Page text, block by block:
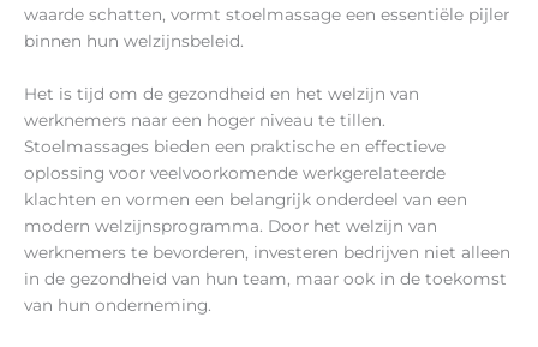
waarde schatten, vormt stoelmassage een essentiële pijler
binnen hun welzijnsbeleid.
Het is tijd om de gezondheid en het welzijn van
werknemers naar een hoger niveau te tillen.
Stoelmassages bieden een praktische en effectieve
oplossing voor veelvoorkomende werkgerelateerde
klachten en vormen een belangrijk onderdeel van een
modern welzijnsprogramma. Door het welzijn van
werknemers te bevorderen, investeren bedrijven niet alleen
in de gezondheid van hun team, maar ook in de toekomst
van hun onderneming.